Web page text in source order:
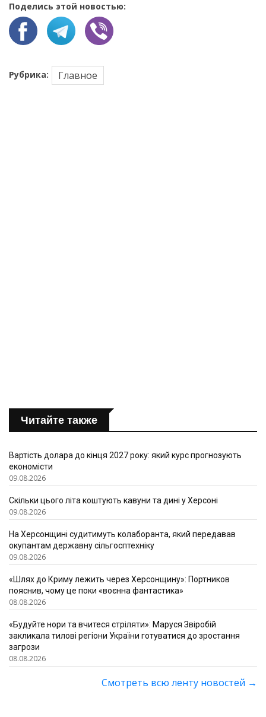
Поделись этой новостью:
Рубрика: Главное
Читайте также
Вартість долара до кінця 2027 року: який курс прогнозують
економісти
09.08.2026
Скільки цього літа коштують кавуни та дині у Херсоні
09.08.2026
На Херсонщині судитимуть колаборанта, який передавав
окупантам державну сільгосптехніку
09.08.2026
«Шлях до Криму лежить через Херсонщину»: Портников
пояснив, чому це поки «воєнна фантастика»
08.08.2026
«Будуйте нори та вчитеся стріляти»: Маруся Звіробій
закликала тилові регіони України готуватися до зростання
загрози
08.08.2026
Смотреть всю ленту новостей →